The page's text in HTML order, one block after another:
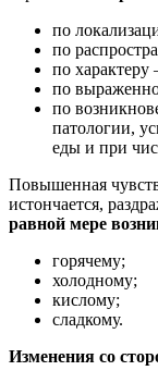
по
по
по
по
по
патологии,
еды и при
Повышенная
истончается,
равной мере
горячему;
холодному;
кислому;
сладкому.
Изменения со